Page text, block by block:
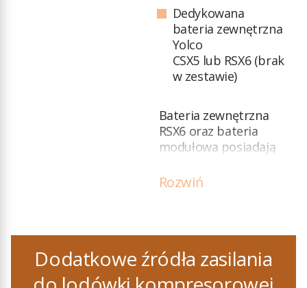
Dedykowana
bateria zewnętrzna
Yolco
CSX5 lub RSX6 (brak
w zestawie)
Bateria zewnętrzna
RSX6 oraz bateria
modułowa posiadają
za pomocą
ZS200 W lub
Dodatkowe źródła zasilania